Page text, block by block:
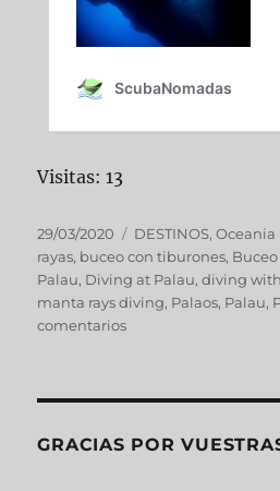
Visitas: 13
29/03/2020 DESTINOS,Oceania
rayas, buceo con tiburones,
Palau, Diving at Palau,diving
manta rays diving, Palaos, Palau,
comentarios
GRACIAS POR